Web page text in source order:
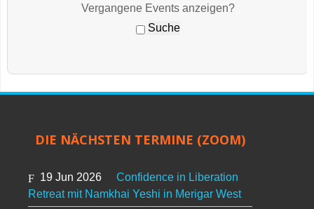
Vergangene Events anzeigen?
DIE NÄCHSTEN TERMINE (ZOOM)
19 Jun 2026
Confidence in Liberation
Retreat mit Namkhai Yeshi in Merigar West